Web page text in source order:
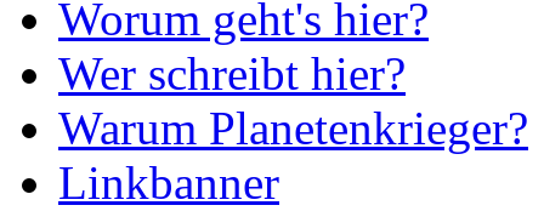
Worum geht's hier?
Wer schreibt hier?
Warum Planetenkrieger?
Linkbanner